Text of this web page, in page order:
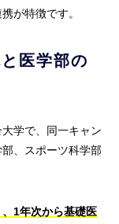
が特徴です。
医学部の
学で、同一キャン
、スポーツ科学部
1年次から基礎医